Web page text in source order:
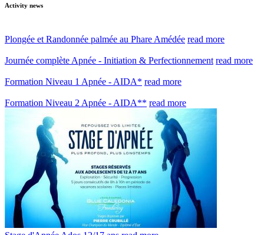
Activity news
Plongée et Randonnée palmée au Phare Amédée read more
Journée complète Apnée - Initiation & Perfectionnement read more
Formation Niveau 1 Apnée - AIDA* read more
Formation Niveau 2 Apnée - AIDA** read more